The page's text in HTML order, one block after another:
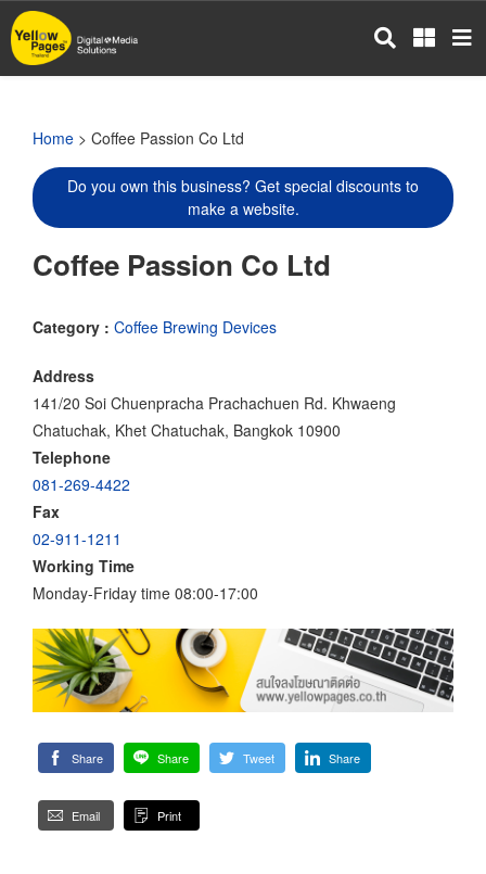
Skip
to
main
Home > Coffee Passion Co Ltd
Do you own this business? Get special discounts to
make a website.
Coffee Passion Co Ltd
Category : Coffee Brewing Devices
Address
141/20 Soi Chuenpracha Prachachuen Rd. Khwaeng
Chatuchak, Khet Chatuchak, Bangkok 10900
Telephone
081-269-4422
Fax
02-911-1211
Working Time
Monday-Friday time 08:00-17:00
Share Share Tweet Share
Email Print